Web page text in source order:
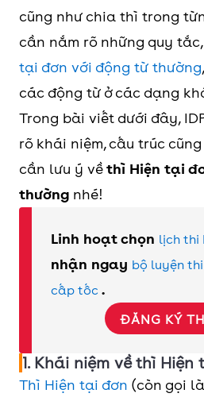
cũng như chia thì trong
cần nắm rõ những quy
tại đơn với động từ thường
các động từ ở các dạng
Trong bài viết dưới đây,
rõ khái niệm, cấu trúc
cần lưu ý vềthì Hiện tại
thường nhé!
Linh hoạt chọn lịch thi
nhận ngay bộ luyện
cấp tốc .
ĐĂNG KÝ
1. Khái niệm về thì Hiện
Thì Hiện tại đơn (còn gọi